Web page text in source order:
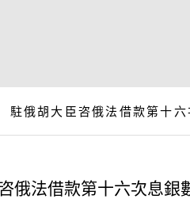
駐俄胡大臣咨俄法借款第十
俄法借款第十六次息銀